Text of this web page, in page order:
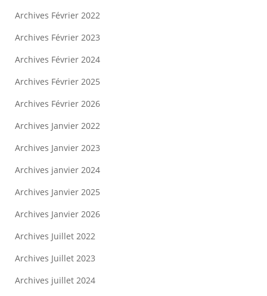
Archives Février 2022
Archives Février 2023
Archives Février 2024
Archives Février 2025
Archives Février 2026
Archives Janvier 2022
Archives Janvier 2023
Archives janvier 2024
Archives Janvier 2025
Archives Janvier 2026
Archives Juillet 2022
Archives Juillet 2023
Archives juillet 2024